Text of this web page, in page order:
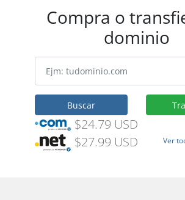
Compra o
dominio
Buscar
$24.79 USD
$27.99 USD
Ver